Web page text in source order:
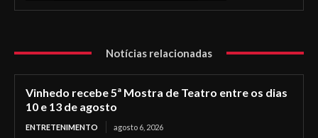
Notícias relacionadas
Vinhedo recebe 5ª Mostra de Teatro entre os dias
10 e 13 de agosto
ENTRETENIMENTO agosto 6, 2026